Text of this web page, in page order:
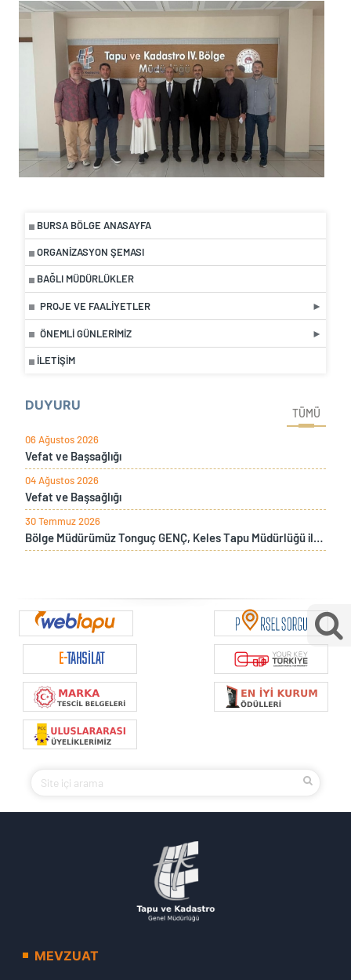
BURSA BÖLGE ANASAYFA
ORGANIZASYON ŞEMASI
BAĞLI MÜDÜRLÜKLER
PROJE VE FAALIYETLER
ÖNEMLI GÜNLERIMIZ
İLETIŞIM
DUYURU
TÜMÜ
06 Ağustos 2026
Vefat ve Başsağlığı
04 Ağustos 2026
Vefat ve Başsağlığı
30 Temmuz 2026
Bölge Müdürümüz Tonguç GENÇ, Keles Tapu Müdürlüğü ile Keles Kaymakamı Burak Bozkurt Gürses’i ziyaret etti.
MEVZUAT